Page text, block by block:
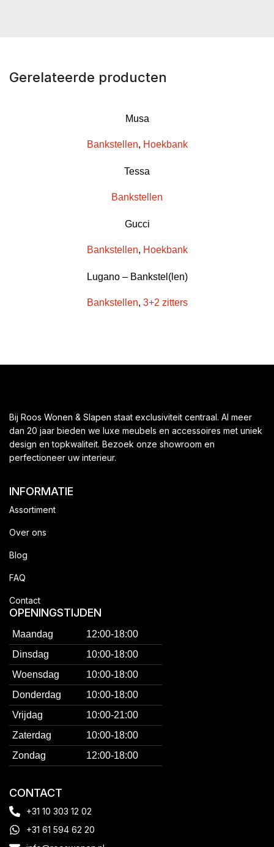
Gerelateerde producten
Musa
Bankstellen, Hoekbank
Tessa
Bankstellen
Gucci
Bankstellen, Hoekbank
Lugano – Bankstel(len)
Bankstellen, 3+2 zitters
Bij Roos Wonen & Slapen staat exclusiviteit centraal. Al meer
dan 20 jaar bieden we luxe meubels en accessoires met uniek
design en topkwaliteit. Bezoek onze showroom en
perfectioneer uw interieur.
INFORMATIE
Assortiment
Over ons
Blog
FAQ
Contact
OPENINGSTIJDEN
Maandag
12:00-18:00
Dinsdag
10:00-18:00
Woensdag
10:00-18:00
Donderdag
10:00-18:00
Vrijdag
10:00-21:00
Zaterdag
10:00-18:00
Zondag
12:00-18:00
CONTACT
+31 10 303 12 02
+31 61 594 62 20